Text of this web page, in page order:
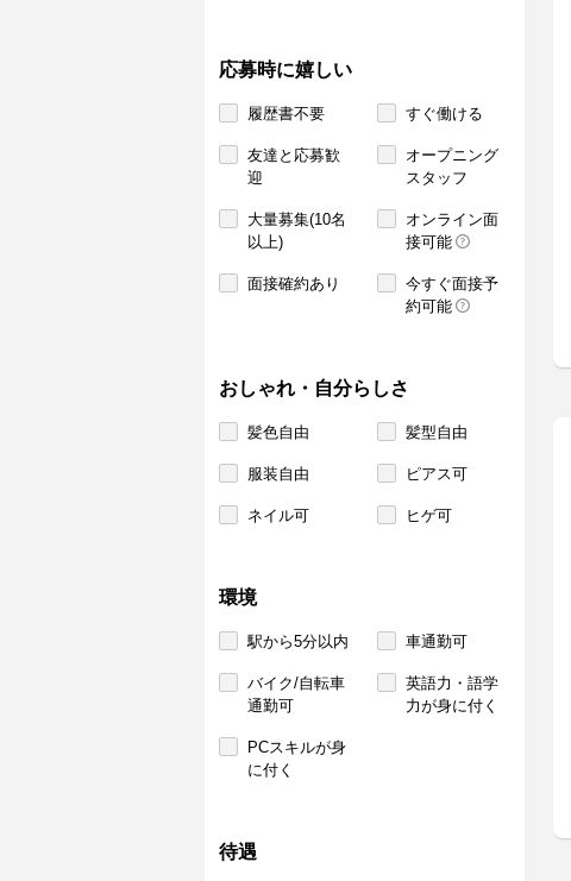
応募時に嬉しい
履歴書不要 すぐ働ける
友達と応募歓
迎
オープニング
スタッフ
大量募集(10名
以上)
オンライン面
接可能
面接確約あり
今すぐ面接予
約可能
おしゃれ・自分らしさ
髪色自由 髪型自由
服装自由 ピアス可
ネイル可 ヒゲ可
環境
駅から5分以内 車通勤可
バイク/自転車
通勤可
英語力・語学
力が身に付く
PCスキルが身
に付く
待遇